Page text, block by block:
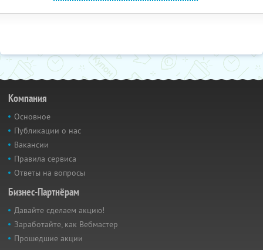
Компания
Основное
Публикации о нас
Вакансии
Правила сервиса
Ответы на вопросы
Бизнес-Партнёрам
Давайте сделаем акцию!
Заработайте, как Вебмастер
Прошедшие акции